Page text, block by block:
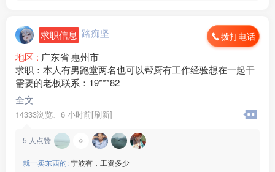
求职信息 路痴坚 拨打电话
地区 : 广东省 惠州市
求职：本人有男跑堂两名也可以帮厨有工作经验想在一起干
需要的老板联系：19***82
全文
14333浏览、 6 小时前[刷新]
5 人点赞
就一卖东西的:宁波有，工资多少